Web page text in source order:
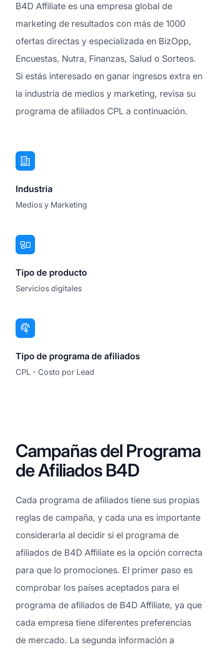
B4D Affiliate es una empresa global de
marketing de resultados con más de 1000
ofertas directas y especializada en BizOpp,
Encuestas, Nutra, Finanzas, Salud o Sorteos.
Si estás interesado en ganar ingresos extra en
la industria de medios y marketing, revisa su
programa de afiliados CPL a continuación.
Industria
Medios y Marketing
Tipo de producto
Servicios digitales
Tipo de programa de afiliados
CPL - Costo por Lead
Campañas del Programa
de Afiliados B4D
Cada programa de afiliados tiene sus propias
reglas de campaña, y cada una es importante
considerarla al decidir si el programa de
afiliados de B4D Affiliate es la opción correcta
para que lo promociones. El primer paso es
comprobar los países aceptados para el
programa de afiliados de B4D Affiliate, ya que
cada empresa tiene diferentes preferencias
de mercado. La segunda información a